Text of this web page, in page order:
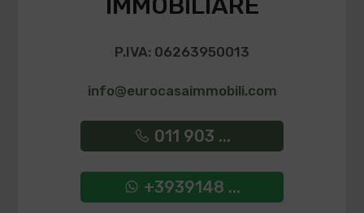
P.IVA: 06263950013
info@eurocasaimmobili.com
011 903 ...
+3939148 ...